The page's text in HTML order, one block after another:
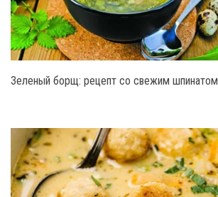
Зеленый борщ: рецепт со свежим шпинатом